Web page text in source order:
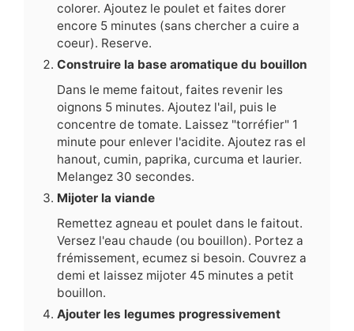
colorer. Ajoutez le poulet et faites dorer
encore 5 minutes (sans chercher a cuire a
coeur). Reserve.
Construire la base aromatique du bouillon
Dans le meme faitout, faites revenir les
oignons 5 minutes. Ajoutez l'ail, puis le
concentre de tomate. Laissez "torréfier" 1
minute pour enlever l'acidite. Ajoutez ras el
hanout, cumin, paprika, curcuma et laurier.
Melangez 30 secondes.
Mijoter la viande
Remettez agneau et poulet dans le faitout.
Versez l'eau chaude (ou bouillon). Portez a
frémissement, ecumez si besoin. Couvrez a
demi et laissez mijoter 45 minutes a petit
bouillon.
Ajouter les legumes progressivement